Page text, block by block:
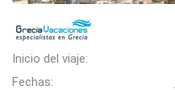
Inicio del viaje:
Fechas: